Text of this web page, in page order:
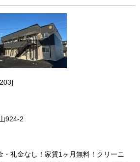
924-2
礼金なし！家賃1ヶ月無料！クリーニ